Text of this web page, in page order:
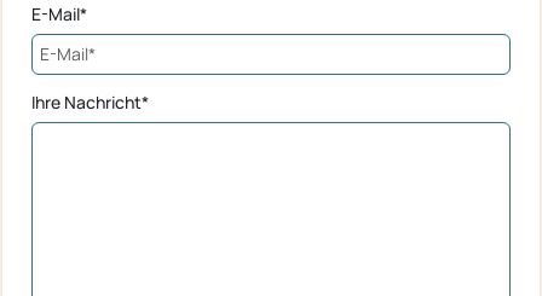
E-Mail*
Ihre Nachricht*